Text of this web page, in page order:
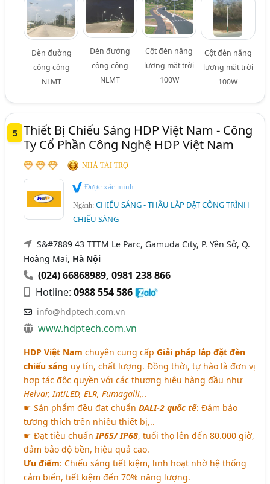
Đèn đường
công cộng
NLMT
Đèn đường
công cộng
NLMT
Cột đèn năng
lượng mặt trời
100W
Cột đèn năng
lượng mặt trời
100W
5 Thiết Bị Chiếu Sáng HDP Việt Nam - Công
Ty Cổ Phần Công Nghệ HDP Việt Nam
NHÀ TÀI TRỢ
Được xác minh
Ngành:CHIẾU SÁNG - THẦU LẮP ĐẶT CÔNG TRÌNH
CHIẾU SÁNG
S&#7889 43 TTTM Le Parc, Gamuda City, P. Yên Sở, Q.
Hoàng Mai, Hà Nội
(024) 66868989,0981 238 866
Hotline:0988 554 586
info@hdptech.com.vn
www.hdptech.com.vn
HDP Việt Nam chuyên cung cấpGiải pháp lắp đặt đèn
chiếu sáng uy tín, chất lượng. Đồng thời, tự hào là đơn vị
hợp tác độc quyền với các thương hiệu hàng đầu như
Helvar, IntiLED, ELR, Fumagalli,..
☛ Sản phẩm đều đạt chuẩnDALI-2 quốc tế: Đảm bảo
tương thích trên nhiều thiết bị,..
☛ Đạt tiêu chuẩnIP65/ IP68, tuổi thọ lên đến 80.000 giờ,
đảm bảo độ bền, hiệu quả cao.
Ưu điểm: Chiếu sáng tiết kiệm, linh hoạt nhờ hệ thống
cảm biến, tiết kiệm đến 70% năng lượng.